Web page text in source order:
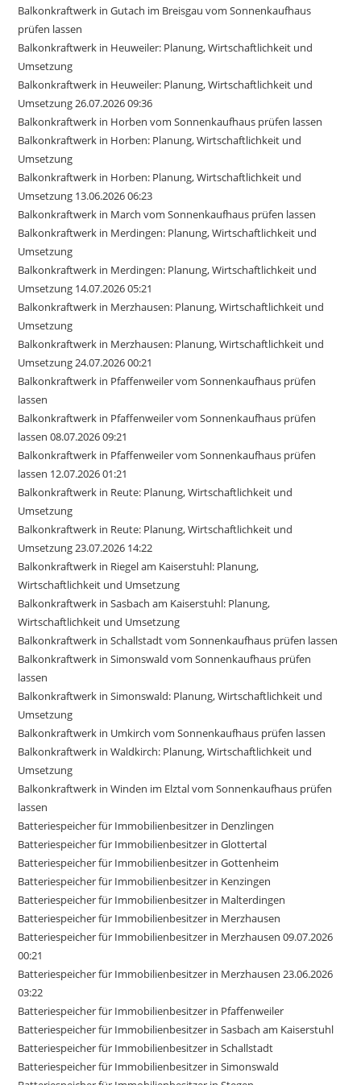
Balkonkraftwerk in Gutach im Breisgau vom Sonnenkaufhaus
prüfen lassen
Balkonkraftwerk in Heuweiler: Planung, Wirtschaftlichkeit und
Umsetzung
Balkonkraftwerk in Heuweiler: Planung, Wirtschaftlichkeit und
Umsetzung 26.07.2026 09:36
Balkonkraftwerk in Horben vom Sonnenkaufhaus prüfen lassen
Balkonkraftwerk in Horben: Planung, Wirtschaftlichkeit und
Umsetzung
Balkonkraftwerk in Horben: Planung, Wirtschaftlichkeit und
Umsetzung 13.06.2026 06:23
Balkonkraftwerk in March vom Sonnenkaufhaus prüfen lassen
Balkonkraftwerk in Merdingen: Planung, Wirtschaftlichkeit und
Umsetzung
Balkonkraftwerk in Merdingen: Planung, Wirtschaftlichkeit und
Umsetzung 14.07.2026 05:21
Balkonkraftwerk in Merzhausen: Planung, Wirtschaftlichkeit und
Umsetzung
Balkonkraftwerk in Merzhausen: Planung, Wirtschaftlichkeit und
Umsetzung 24.07.2026 00:21
Balkonkraftwerk in Pfaffenweiler vom Sonnenkaufhaus prüfen
lassen
Balkonkraftwerk in Pfaffenweiler vom Sonnenkaufhaus prüfen
lassen 08.07.2026 09:21
Balkonkraftwerk in Pfaffenweiler vom Sonnenkaufhaus prüfen
lassen 12.07.2026 01:21
Balkonkraftwerk in Reute: Planung, Wirtschaftlichkeit und
Umsetzung
Balkonkraftwerk in Reute: Planung, Wirtschaftlichkeit und
Umsetzung 23.07.2026 14:22
Balkonkraftwerk in Riegel am Kaiserstuhl: Planung,
Wirtschaftlichkeit und Umsetzung
Balkonkraftwerk in Sasbach am Kaiserstuhl: Planung,
Wirtschaftlichkeit und Umsetzung
Balkonkraftwerk in Schallstadt vom Sonnenkaufhaus prüfen lassen
Balkonkraftwerk in Simonswald vom Sonnenkaufhaus prüfen
lassen
Balkonkraftwerk in Simonswald: Planung, Wirtschaftlichkeit und
Umsetzung
Balkonkraftwerk in Umkirch vom Sonnenkaufhaus prüfen lassen
Balkonkraftwerk in Waldkirch: Planung, Wirtschaftlichkeit und
Umsetzung
Balkonkraftwerk in Winden im Elztal vom Sonnenkaufhaus prüfen
lassen
Batteriespeicher für Immobilienbesitzer in Denzlingen
Batteriespeicher für Immobilienbesitzer in Glottertal
Batteriespeicher für Immobilienbesitzer in Gottenheim
Batteriespeicher für Immobilienbesitzer in Kenzingen
Batteriespeicher für Immobilienbesitzer in Malterdingen
Batteriespeicher für Immobilienbesitzer in Merzhausen
Batteriespeicher für Immobilienbesitzer in Merzhausen 09.07.2026
00:21
Batteriespeicher für Immobilienbesitzer in Merzhausen 23.06.2026
03:22
Batteriespeicher für Immobilienbesitzer in Pfaffenweiler
Batteriespeicher für Immobilienbesitzer in Sasbach am Kaiserstuhl
Batteriespeicher für Immobilienbesitzer in Schallstadt
Batteriespeicher für Immobilienbesitzer in Simonswald